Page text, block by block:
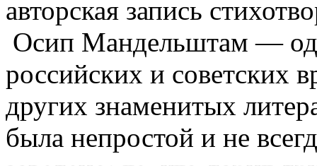
авторская запись
Осип Мандельштам —
российских и советских
других знаменитых
была непростой и не